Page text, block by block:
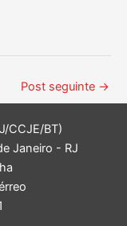
Post seguinte →
CCJE/BT)
Janeiro - RJ